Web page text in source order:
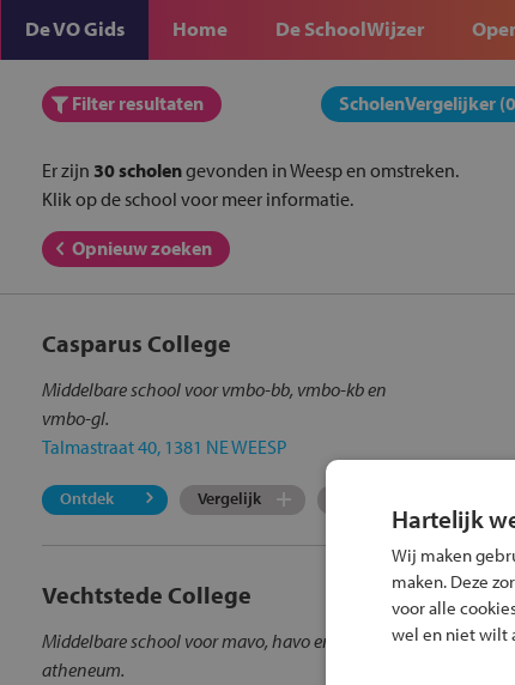
De VO Gids Home De SchoolWijzer
ScholenVergelijker (0
Filter resultaten
Er zijn 30scholengevonden in Weesp en omstreken.
Klik op de school voor meer informatie.
Opnieuw zoeken
Casparus College
Middelbare school voor vmbo-bb, vmbo-kb en
vmbo-gl.
Talmastraat 40, 1381 NE WEESP
Ontdek Vergelijk
Vechtstede College
Middelbare school voor mavo, havo en vwo-
atheneum.
Hartelijk
Wij maken
maken. Deze
voor alle
wel en niet wilt